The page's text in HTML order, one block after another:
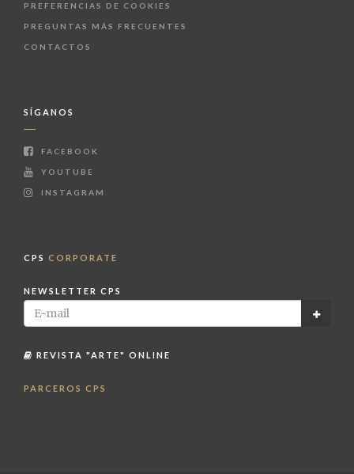
PREFERENCIAS DE COOKIES
PREGUNTAS MÁS FRECUENTES
CONTACTOS
SÍGANOS
FACEBOOK
YOUTUBE
INSTAGRAM
CPS CORPORATE
NEWSLETTER CPS
REVISTA "ARTE" ONLINE
PARCEROS CPS